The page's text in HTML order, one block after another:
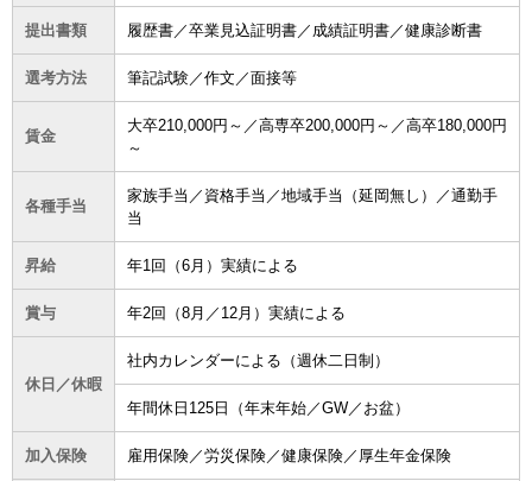
提出書類 履歴書／卒業見込証明書／成績証明書／健康診断書
選考方法 筆記試験／作文／面接等
賃金
大卒210,000円～／高専卒200,000円～／高卒180,000円
～
各種手当
家族手当／資格手当／地域手当（延岡無し）／通勤手
当
昇給 年1回（6月）実績による
賞与 年2回（8月／12月）実績による
休日／休暇
社内カレンダーによる（週休二日制）
年間休日125日（年末年始／GW／お盆）
加入保険 雇用保険／労災保険／健康保険／厚生年金保険